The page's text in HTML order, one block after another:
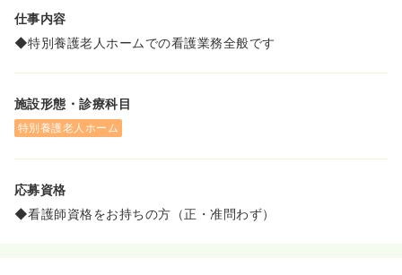
仕事内容
◆特別養護老人ホームでの看護業務全般です
施設形態・診療科目
特別養護老人ホーム
応募資格
◆看護師資格をお持ちの方（正・准問わず）